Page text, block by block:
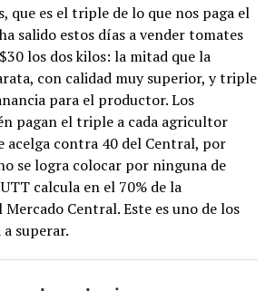
que es el triple de lo que nos paga el
salido estos días a vender tomates
los dos kilos: la mitad que la
con calidad muy superior, y triple
para el productor. Los
pagan el triple a cada agricultor
acelga contra 40 del Central, por
se logra colocar por ninguna de
calcula en el 70% de la
Central. Este es uno de los
superar.